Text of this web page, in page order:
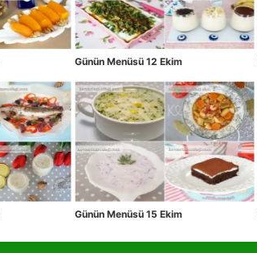
Günün Menüsü 12 Ekim
Günün Menüsü 15 Ekim